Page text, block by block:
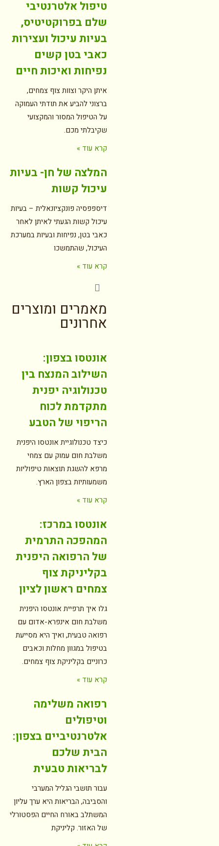
טיפול אלטרנטיבי
שלם בפרוקטיטיס,
בעיות עיכול ועצירות
כאבי בטן קשים
נפיחות ואיכות חיים
איתן היקר וצוות צוף צמחים,
ברצוני להביע את תודתי העמוקה
על הטיפול המסור והמקצועי
שקיבלתי מכם.
קרא עוד »
המלצה של חן- בעיות
עיכול קשות
דיספפסיה פונקציונאלית – בעיות
עיכול קשות הגעתי לאיתן לאחר
כאבי בטן, נפיחות ובעיות במערכת
העיכול, שהתמשכו
קרא עוד »
מאמרים ומוצרים
אחרונים
אונטסו בצפון:
השילוב המנצח בין
טכנולוגיה יפנית
מתקדמת לכוח
הריפוי של הטבע
כיצד טכנולוגיית אונטסו היפנית
משלבת חום עמוק עם צמחי
מרפא להשגת תוצאות טיפוליות
משמעותיות בצפון הארץ.
קרא עוד »
אונטסו במרכז:
המהפכה התרמית
של הרפואה היפנית
בקליניקת צוף
צמחים ראשון לציון
גלו איך תרפיית אונטסו היפנית
משלבת חום אינפרא-אדום עם
רפואה טבעית, ואיך היא מסייעת
בטיפול במגוון מחלות וכאבים
כרוניים בקליניקת צוף צמחים.
קרא עוד »
רפואה משלימה
וטיפולים
אלטרנטיביים בצפון:
הבית שלכם
לבריאות טבעית
עבור תושבי הגליל המערבי
והסביבה, הבריאות היא ערך עליון
המשתלב באורח החיים הפסטורלי
של האזור. קליניקת